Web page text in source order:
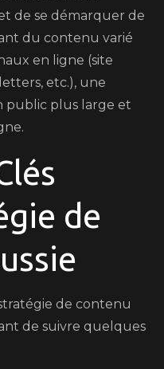
de se démarquer de
du contenu varié
en ligne (site
etc.), une
plus large et
de
de contenu
de suivre quelques